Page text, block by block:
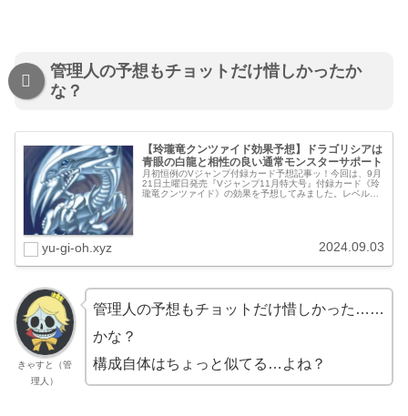
管理人の予想もチョットだけ惜しかったか
な？
【玲瓏竜クンツァイド効果予想】ドラゴリシアは
青眼の白龍と相性の良い通常モンスターサポート
月初恒例のVジャンプ付録カード予想記事ッ！今回は、9月
21日土曜日発売『Vジャンプ11月特大号』付録カード《玲
瓏竜クンツァイド》の効果を予想してみました。レベル・
yu-gi-oh.xyz 2024.09.03
きゃすと（管
理人）
管理人の予想もチョットだけ惜しかった……
かな？
構成自体はちょっと似てる…よね？